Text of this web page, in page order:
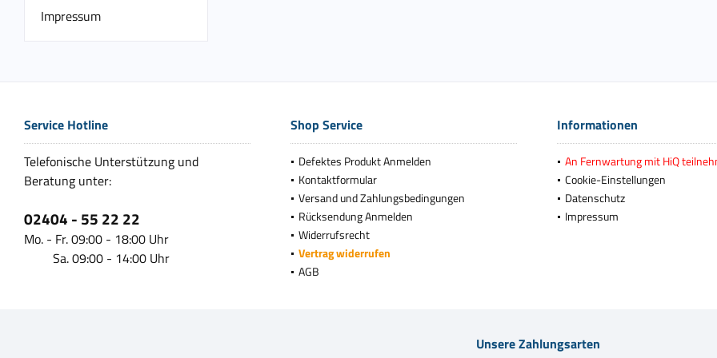
Impressum
Service Hotline
Telefonische Unterstützung und
Beratung unter:
02404 - 55 22 22
Mo. - Fr. 09:00 - 18:00 Uhr
Sa. 09:00 - 14:00 Uhr
Shop Service
Defektes Produkt Anmelden
Kontaktformular
Versand und Zahlungsbedingungen
Rücksendung Anmelden
Widerrufsrecht
Vertrag widerrufen
AGB
Informationen
An Fernwartung mit HiQ
Cookie-Einstellungen
Datenschutz
Impressum
Unsere Zahlungsarten